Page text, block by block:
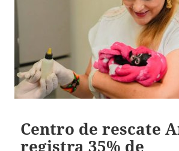
Centro de rescate
registra 35% de